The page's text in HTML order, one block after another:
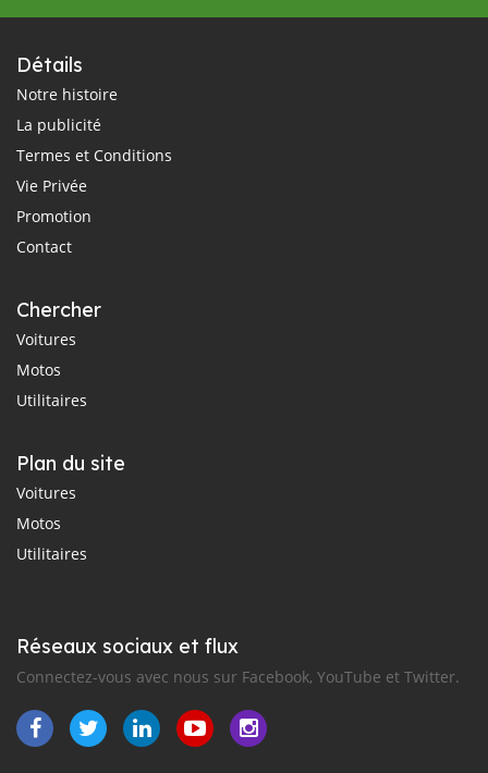
Détails
Notre histoire
La publicité
Termes et Conditions
Vie Privée
Promotion
Contact
Chercher
Voitures
Motos
Utilitaires
Plan du site
Voitures
Motos
Utilitaires
Réseaux sociaux et flux
Connectez-vous avec nous sur Facebook, YouTube et Twitter.